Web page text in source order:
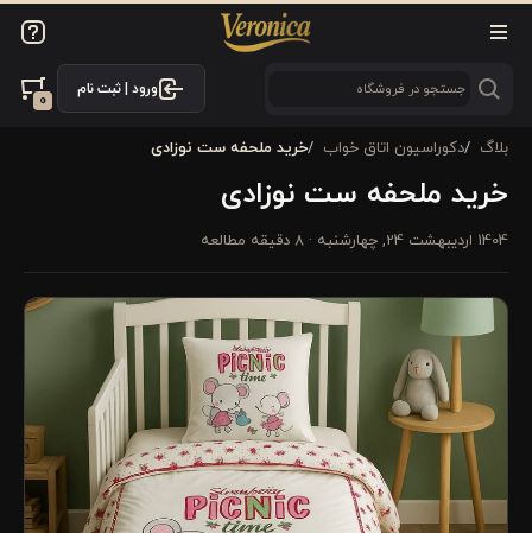
ورود | ثبت نام
0
بلاگ دکوراسیون اتاق خواب خرید ملحفه ست نوزادی
خرید ملحفه ست نوزادی
1404 اردیبهشت 24, چهارشنبه · 8 دقیقه مطالعه